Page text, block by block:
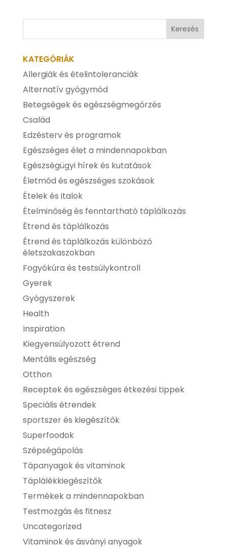
KATEGÓRIÁK
Allergiák és ételintoleranciák
Alternatív gyógymód
Betegségek és egészségmegőrzés
Család
Edzésterv és programok
Egészséges élet a mindennapokban
Egészségügyi hírek és kutatások
Életmód és egészséges szokások
Ételek és italok
Ételminőség és fenntartható táplálkozás
Étrend és táplálkozás
Étrend és táplálkozás különböző
életszakaszokban
Fogyókúra és testsúlykontroll
Gyerek
Gyógyszerek
Health
Inspiration
Kiegyensúlyozott étrend
Mentális egészség
Otthon
Receptek és egészséges étkezési tippek
Speciális étrendek
sportszer és kiegészítők
Superfoodok
Szépségápolás
Tápanyagok és vitaminok
Táplálékkiegészítők
Termékek a mindennapokban
Testmozgás és fitnesz
Uncategorized
Vitaminok és ásványi anyagok